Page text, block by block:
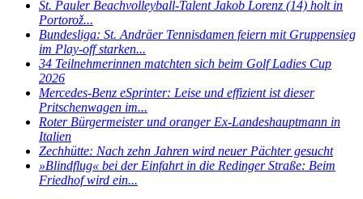
St. Pauler Beachvolleyball-Talent Jakob Lorenz (14) holt in
Portorož...
Bundesliga: St. Andräer Tennisdamen feiern mit Gruppensieg
im Play-off starken...
34 Teilnehmerinnen matchten sich beim Golf Ladies Cup
2026
Mercedes-Benz eSprinter: Leise und effizient ist dieser
Pritschenwagen im...
Roter Bürgermeister und oranger Ex-Landeshauptmann in
Italien
Zechhütte: Nach zehn Jahren wird neuer Pächter gesucht
»Blindflug« bei der Einfahrt in die Redinger Straße: Beim
Friedhof wird ein...